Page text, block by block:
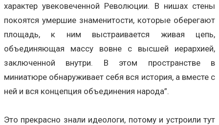
характер увековеченной Революции. В нишах стены
покоятся умершие знаменитости, которые оберегают
площадь, к ним выстраивается живая цепь,
объединяющая массу вовне с высшей иерархией,
заключенной внутри. В этом пространстве в
миниатюре обнаруживает себя вся история, а вместе с
ней и вся концепция объединения народа”.
Это прекрасно знали идеологи, потому и устроили тут